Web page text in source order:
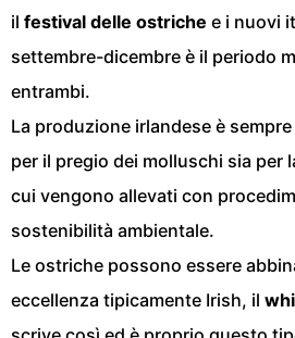
il festival delle ostriche e i nuovi
settembre-dicembre è il periodo
entrambi.
La produzione irlandese è
per il pregio dei molluschi sia per
cui vengono allevati con
sostenibilità ambientale.
Le ostriche possono essere
eccellenza tipicamente Irish, il